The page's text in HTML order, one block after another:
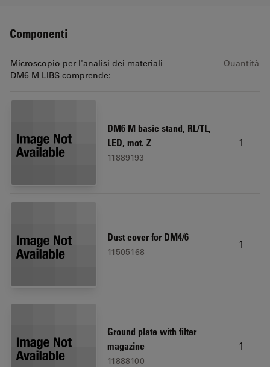
Componenti
Microscopio per l'analisi dei materiali
DM6 M LIBS comprende:
Quantità
DM6 M basic stand, RL/TL,
LED, mot. Z
11889193
1
Dust cover for DM4/6
11505168
1
Ground plate with filter
magazine
11888100
1